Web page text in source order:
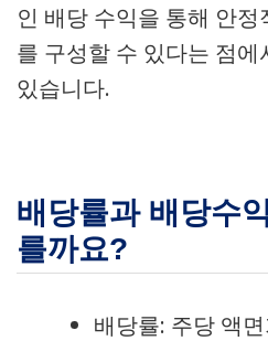
인 배당 수익을 통해 안
를 구성할 수 있다는 점
있습니다.
배당률과 배당수
를까요?
배당률: 주당 액